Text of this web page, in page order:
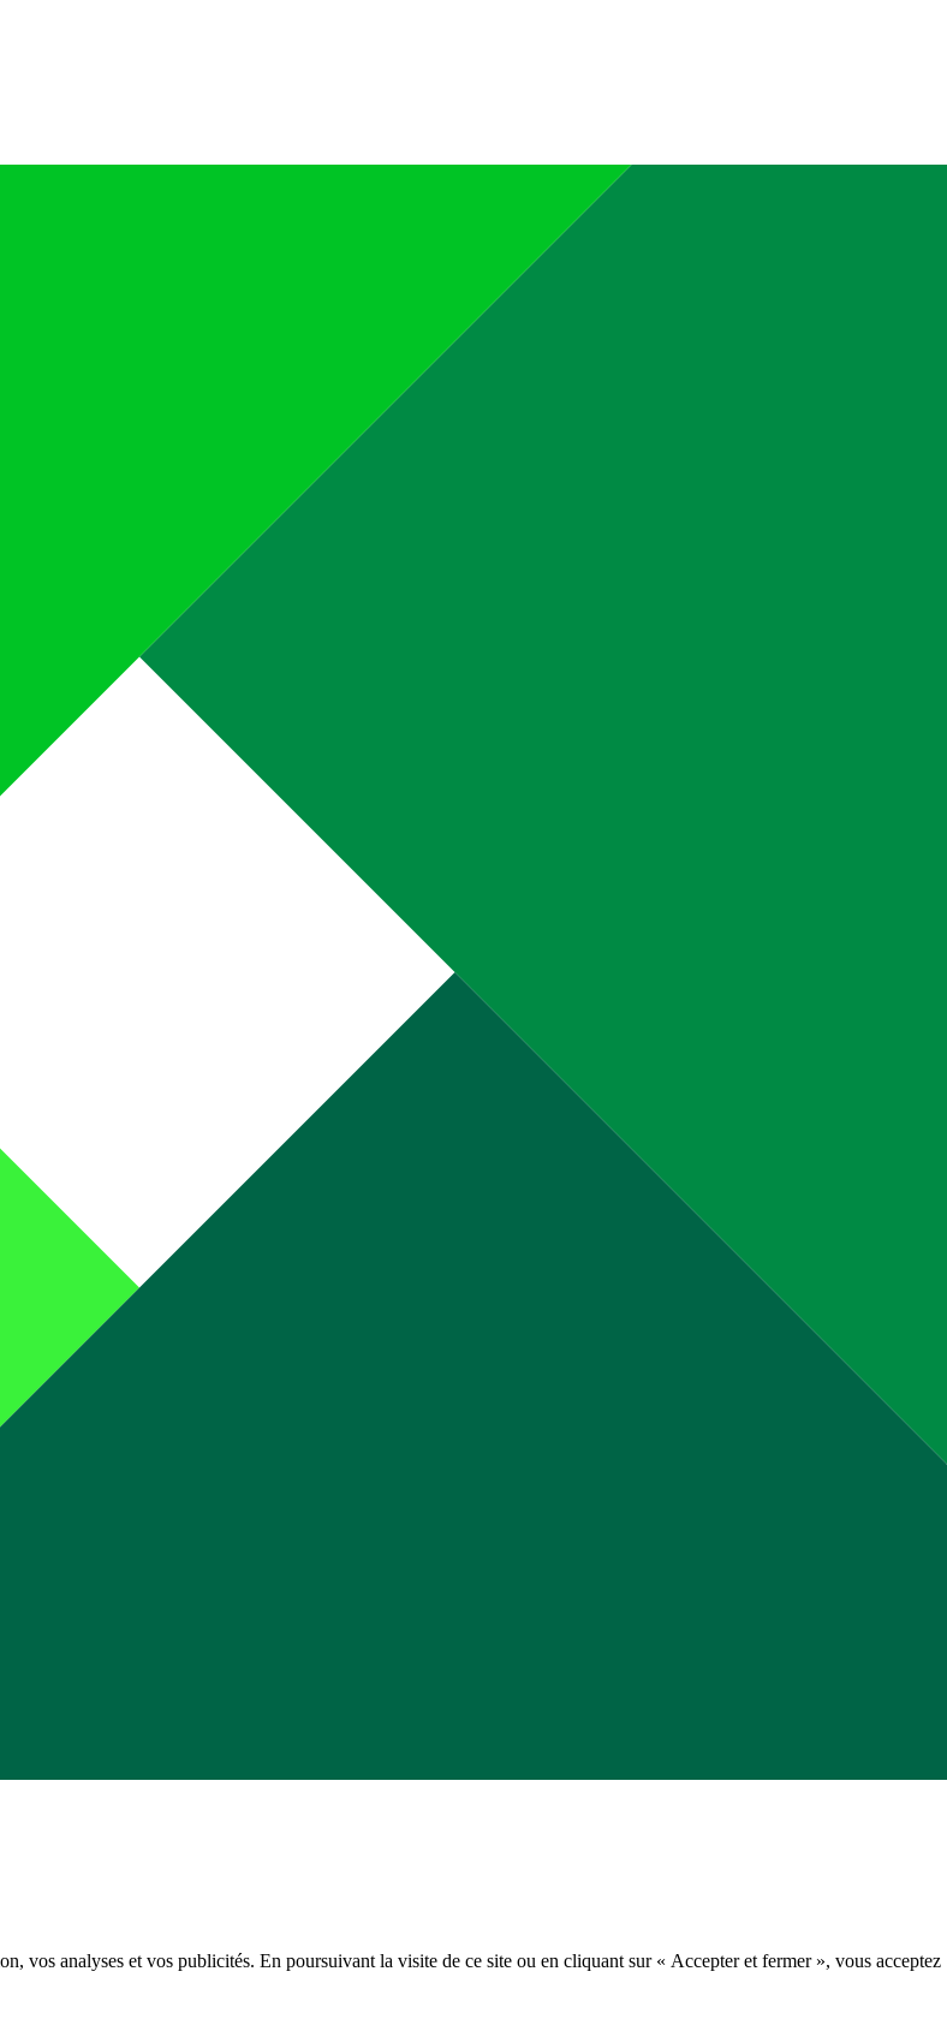
vos analyses et vos publicités. En poursuivant la visite de ce site ou en cliquant sur « Accepter et fermer », vous acceptez